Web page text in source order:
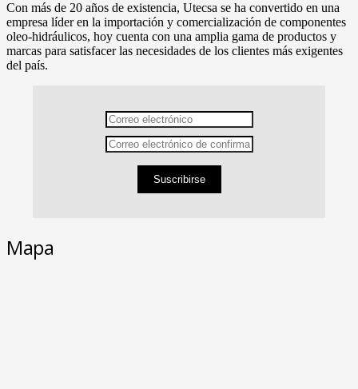
Con más de 20 años de existencia, Utecsa se ha convertido en una
empresa líder en la importación y comercialización de componentes
oleo-hidráulicos, hoy cuenta con una amplia gama de productos y
marcas para satisfacer las necesidades de los clientes más exigentes
del país.
Suscribirse
Mapa